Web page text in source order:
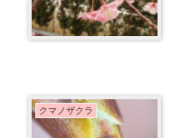
クマノザクラ